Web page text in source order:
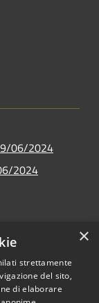
06/2024
2024
×
strettamente
del sito,
di elaborare